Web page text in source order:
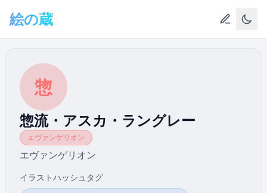
絵の蔵
惣
惣流・アスカ・ラングレー
エヴァンゲリオン
エヴァンゲリオン
イラストハッシュタグ